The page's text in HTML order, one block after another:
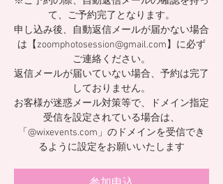
て、ご予約完了となります。
申し込み後、自動返信メールが届かない場合
は【zoomphotosession@gmail.com】に必ず
ご連絡ください。
返信メールが届いていない場合、予約は完了
しておりません。
お客様が迷惑メール対策等で、ドメイン指定
受信を設定されている場合は、
「@wixevents.com」のドメインを受信でき
るように設定をお願いいたします